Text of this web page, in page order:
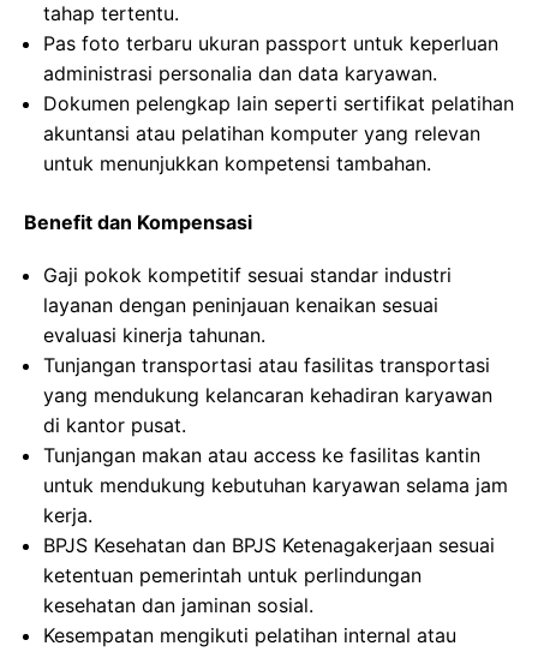
tahap tertentu.
Pas foto terbaru ukuran passport untuk keperluan
administrasi personalia dan data karyawan.
Dokumen pelengkap lain seperti sertifikat pelatihan
akuntansi atau pelatihan komputer yang relevan
untuk menunjukkan kompetensi tambahan.
Benefit dan Kompensasi
Gaji pokok kompetitif sesuai standar industri
layanan dengan peninjauan kenaikan sesuai
evaluasi kinerja tahunan.
Tunjangan transportasi atau fasilitas transportasi
yang mendukung kelancaran kehadiran karyawan
di kantor pusat.
Tunjangan makan atau access ke fasilitas kantin
untuk mendukung kebutuhan karyawan selama jam
kerja.
BPJS Kesehatan dan BPJS Ketenagakerjaan sesuai
ketentuan pemerintah untuk perlindungan
kesehatan dan jaminan sosial.
Kesempatan mengikuti pelatihan internal atau